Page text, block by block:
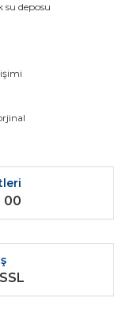
su deposu
00